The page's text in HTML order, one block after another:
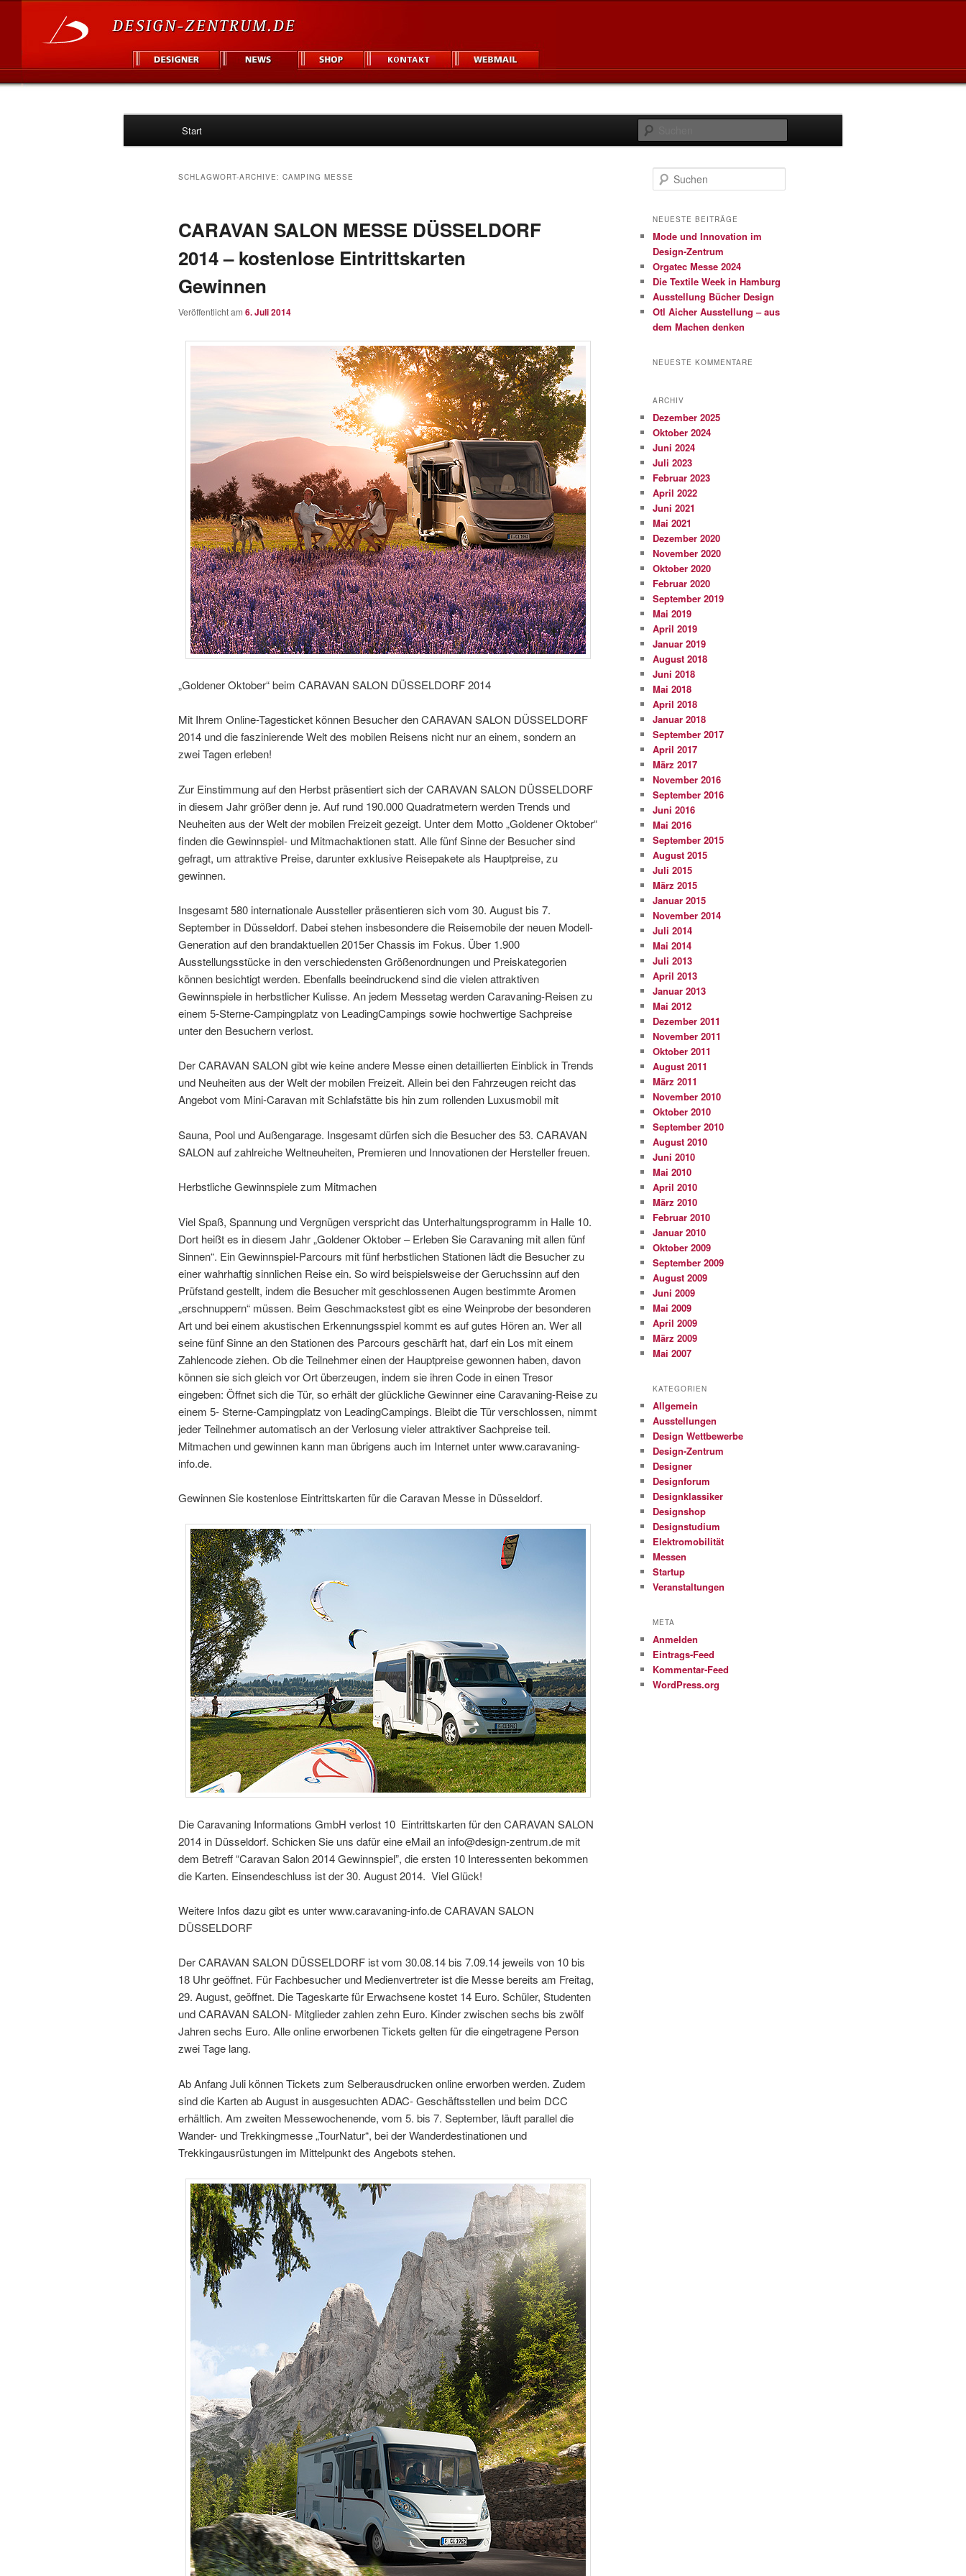
Design Zentrum
Zum
Zum
wechseln
Start
SCHLAGWORT-ARCHIVE: CAMPING MESSE
CARAVAN SALON MESSE DÜSSELDORF
2014 – kostenlose Eintrittskarten
Gewinnen
Veröffentlicht am 6. Juli 2014
„Goldener Oktober“ beim CARAVAN SALON DÜSSELDORF 2014
Mit Ihrem Online-Tagesticket können Besucher den CARAVAN SALON DÜSSELDORF
2014 und die faszinierende Welt des mobilen Reisens nicht nur an einem, sondern an
zwei Tagen erleben!
Zur Einstimmung auf den Herbst präsentiert sich der CARAVAN SALON DÜSSELDORF
in diesem Jahr größer denn je. Auf rund 190.000 Quadratmetern werden Trends und
Neuheiten aus der Welt der mobilen Freizeit gezeigt. Unter dem Motto „Goldener Oktober“
finden die Gewinnspiel- und Mitmachaktionen statt. Alle fünf Sinne der Besucher sind
gefragt, um attraktive Preise, darunter exklusive Reisepakete als Hauptpreise, zu
gewinnen.
Insgesamt 580 internationale Aussteller präsentieren sich vom 30. August bis 7.
September in Düsseldorf. Dabei stehen insbesondere die Reisemobile der neuen Modell-
Generation auf den brandaktuellen 2015er Chassis im Fokus. Über 1.900
Ausstellungsstücke in den verschiedensten Größenordnungen und Preiskategorien
können besichtigt werden. Ebenfalls beeindruckend sind die vielen attraktiven
Gewinnspiele in herbstlicher Kulisse. An jedem Messetag werden Caravaning-Reisen zu
einem 5-Sterne-Campingplatz von LeadingCampings sowie hochwertige Sachpreise
unter den Besuchern verlost.
Der CARAVAN SALON gibt wie keine andere Messe einen detaillierten Einblick in Trends
und Neuheiten aus der Welt der mobilen Freizeit. Allein bei den Fahrzeugen reicht das
Angebot vom Mini-Caravan mit Schlafstätte bis hin zum rollenden Luxusmobil mit
Sauna, Pool und Außengarage. Insgesamt dürfen sich die Besucher des 53. CARAVAN
SALON auf zahlreiche Weltneuheiten, Premieren und Innovationen der Hersteller freuen.
Herbstliche Gewinnspiele zum Mitmachen
Viel Spaß, Spannung und Vergnügen verspricht das Unterhaltungsprogramm in Halle 10.
Dort heißt es in diesem Jahr „Goldener Oktober – Erleben Sie Caravaning mit allen fünf
Sinnen“. Ein Gewinnspiel-Parcours mit fünf herbstlichen Stationen lädt die Besucher zu
einer wahrhaftig sinnlichen Reise ein. So wird beispielsweise der Geruchssinn auf den
Prüfstand gestellt, indem die Besucher mit geschlossenen Augen bestimmte Aromen
„erschnuppern“ müssen. Beim Geschmackstest gibt es eine Weinprobe der besonderen
Art und bei einem akustischen Erkennungsspiel kommt es auf gutes Hören an. Wer all
seine fünf Sinne an den Stationen des Parcours geschärft hat, darf ein Los mit einem
Zahlencode ziehen. Ob die Teilnehmer einen der Hauptpreise gewonnen haben, davon
können sie sich gleich vor Ort überzeugen, indem sie ihren Code in einen Tresor
eingeben: Öffnet sich die Tür, so erhält der glückliche Gewinner eine Caravaning-Reise zu
einem 5- Sterne-Campingplatz von LeadingCampings. Bleibt die Tür verschlossen, nimmt
jeder Teilnehmer automatisch an der Verlosung vieler attraktiver Sachpreise teil.
Mitmachen und gewinnen kann man übrigens auch im Internet unter www.caravaning-
info.de.
Gewinnen Sie kostenlose Eintrittskarten für die Caravan Messe in Düsseldorf.
Die Caravaning Informations GmbH verlost 10 Eintrittskarten für den CARAVAN SALON
2014 in Düsseldorf. Schicken Sie uns dafür eine eMail an info@design-zentrum.de mit
dem Betreff “Caravan Salon 2014 Gewinnspiel”, die ersten 10 Interessenten bekommen
die Karten. Einsendeschluss ist der 30. August 2014. Viel Glück!
Weitere Infos dazu gibt es unter www.caravaning-info.de CARAVAN SALON
DÜSSELDORF
Der CARAVAN SALON DÜSSELDORF ist vom 30.08.14 bis 7.09.14 jeweils von 10 bis
18 Uhr geöffnet. Für Fachbesucher und Medienvertreter ist die Messe bereits am Freitag,
29. August, geöffnet. Die Tageskarte für Erwachsene kostet 14 Euro. Schüler, Studenten
und CARAVAN SALON- Mitglieder zahlen zehn Euro. Kinder zwischen sechs bis zwölf
Jahren sechs Euro. Alle online erworbenen Tickets gelten für die eingetragene Person
zwei Tage lang.
Ab Anfang Juli können Tickets zum Selberausdrucken online erworben werden. Zudem
sind die Karten ab August in ausgesuchten ADAC- Geschäftsstellen und beim DCC
erhältlich. Am zweiten Messewochenende, vom 5. bis 7. September, läuft parallel die
Wander- und Trekkingmesse „TourNatur“, bei der Wanderdestinationen und
Trekkingausrüstungen im Mittelpunkt des Angebots stehen.
u
h
n
NEUESTE BEITRÄGE
Mode und Innovation im
Design-Zentrum
Orgatec Messe 2024
Die Textile Week in Hamburg
Ausstellung Bücher Design
Otl Aicher Ausstellung – aus
dem Machen denken
NEUESTE KOMMENTARE
ARCHIV
Dezember 2025
Oktober 2024
Juni 2024
Juli 2023
Februar 2023
April 2022
Juni 2021
Mai 2021
Dezember 2020
November 2020
Oktober 2020
Februar 2020
September 2019
Mai 2019
April 2019
Januar 2019
August 2018
Juni 2018
Mai 2018
April 2018
Januar 2018
September 2017
April 2017
März 2017
November 2016
September 2016
Juni 2016
Mai 2016
September 2015
August 2015
Juli 2015
März 2015
Januar 2015
November 2014
Juli 2014
Mai 2014
Juli 2013
April 2013
Januar 2013
Mai 2012
Dezember 2011
November 2011
Oktober 2011
August 2011
März 2011
November 2010
Oktober 2010
September 2010
August 2010
Juni 2010
Mai 2010
April 2010
März 2010
Februar 2010
Januar 2010
Oktober 2009
September 2009
August 2009
Juni 2009
Mai 2009
April 2009
März 2009
Mai 2007
KATEGORIEN
Allgemein
Ausstellungen
Design Wettbewerbe
Design-Zentrum
Designer
Designforum
Designklassiker
Designshop
Designstudium
Elektromobilität
Messen
Startup
Veranstaltungen
META
Anmelden
Eintrags-Feed
Kommentar-Feed
WordPress.org